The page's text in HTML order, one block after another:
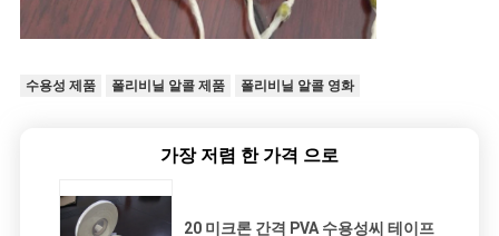
수용성 제품 폴리비닐 알콜 제품 폴리비닐 알콜 영화
가장 저렴 한 가격 으로
20 미크론 간격 PVA 수용성씨 테이프